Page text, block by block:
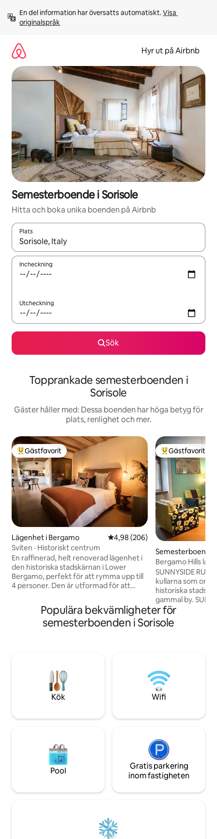
innehåll
En del information har översatts automatiskt. Visa
originalspråk
Hyr ut på Airbnb
Semesterboende i Sorisole
Hitta och boka unika boenden på Airbnb
Plats
När resultaten är tillgängliga kan du navigera med upp- och
Incheckning
Utcheckning
Sök
Topprankade semesterboenden i
Sorisole
Gäster håller med: Dessa boenden har höga betyg för
plats, renlighet och mer.
Populär gästfavorit
Gästfavorit
Lägenhet i Bergamo 4,98 av 5 i genomsnittligt
4,98 (206)
Sviten · Historiskt centrum
En raffinerad, helt renoverad lägenhet i
den historiska stadskärnan i Lower
Bergamo, perfekt för att rymma upp till
4 personer. Den är utformad för att
består av två omgivningar uppdelade av
ett fantastiskt glasfönster, ett fullt
utrustat kök, en bekväm dubbelsäng, en
känna dig nedsänkt i smaken av italiensk
Populär
Gästfavorit
Semesterboende
Bergamo Hills
SUNNYSIDE
kullarna som
historiska
gammal by.
är ett typiskt
mitten av 1800-
omstrukturerat
på cykel, för dem
BERGAMO eller
CIR: 016202-CNI-
Populära bekvämligheter för
semesterboenden i Sorisole
Kök Wifi
Pool
Gratis parkering
inom fastigheten